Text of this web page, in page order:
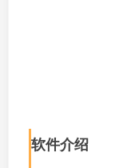
软件介绍